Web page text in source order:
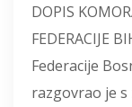
DOPIS
FEDERACIJE
Federacije
razgovrao je